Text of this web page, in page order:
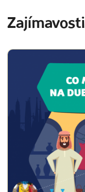
Zajímavosti